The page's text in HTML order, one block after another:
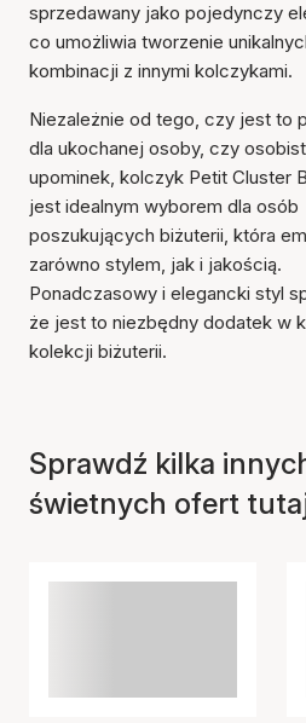
Przedmiot został
do koszyka
sprzedawany jako pojedynczy
co umożliwia tworzenie
kombinacji z innymi kolczykami.
Niezależnie od tego, czy jest to
dla ukochanej osoby, czy
upominek, kolczyk Petit Cluster
jest idealnym wyborem dla osób
poszukujących biżuterii, która
zarówno stylem, jak i jakością.
Ponadczasowy i elegancki styl
że jest to niezbędny dodatek w
kolekcji biżuterii.
Sprawdź kilka
świetnych ofert